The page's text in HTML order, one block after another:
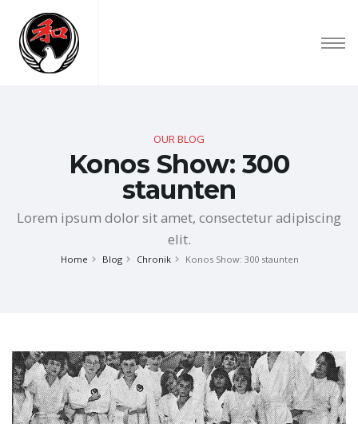
OUR BLOG
Konos Show: 300
staunten
Lorem ipsum dolor sit amet, consectetur adipiscing
elit.
Home Blog Chronik Konos Show: 300 staunten